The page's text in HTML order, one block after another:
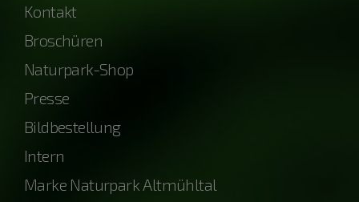
Kontakt
Broschüren
Naturpark-Shop
Presse
Bildbestellung
Intern
Marke Naturpark Altmühltal